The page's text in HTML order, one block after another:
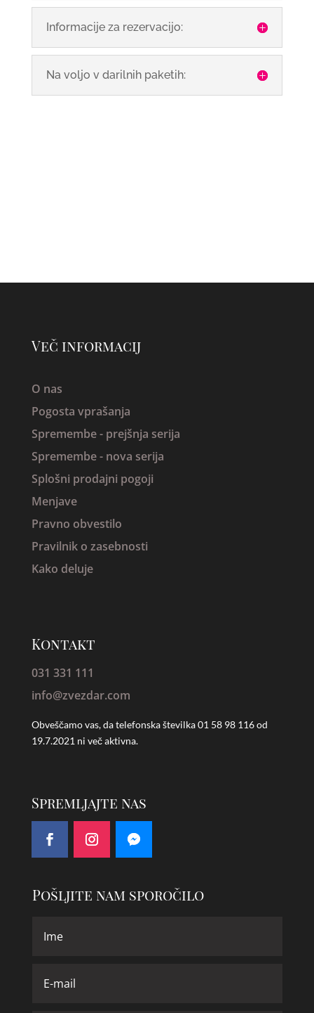
Informacije za rezervacijo:
Na voljo v darilnih paketih:
Več informacij
O nas
Pogosta vprašanja
Spremembe - prejšnja serija
Spremembe - nova serija
Splošni prodajni pogoji
Menjave
Pravno obvestilo
Pravilnik o zasebnosti
Kako deluje
Kontakt
031 331 111
info@zvezdar.com
Obveščamo vas, da telefonska številka01 58 98 116 od
19.7.2021 ni več aktivna.
Spremljajte nas
Pošljite nam sporočilo